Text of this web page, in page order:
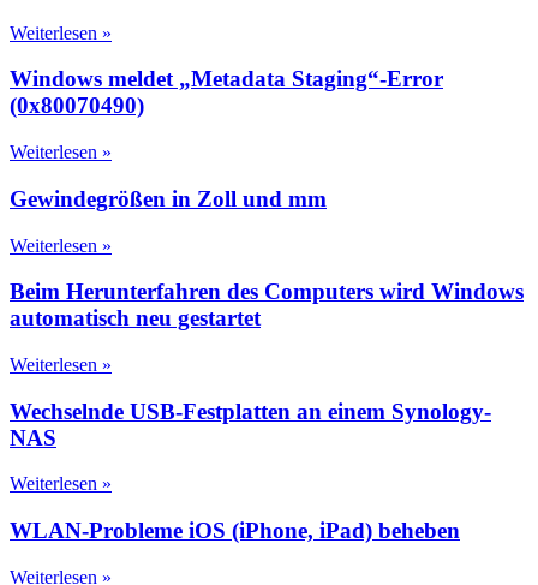
Weiterlesen »
Windows meldet „Metadata Staging“-Error
(0x80070490)
Weiterlesen »
Gewindegrößen in Zoll und mm
Weiterlesen »
Beim Herunterfahren des Computers wird Windows
automatisch neu gestartet
Weiterlesen »
Wechselnde USB-Festplatten an einem Synology-
NAS
Weiterlesen »
WLAN-Probleme iOS (iPhone, iPad) beheben
Weiterlesen »